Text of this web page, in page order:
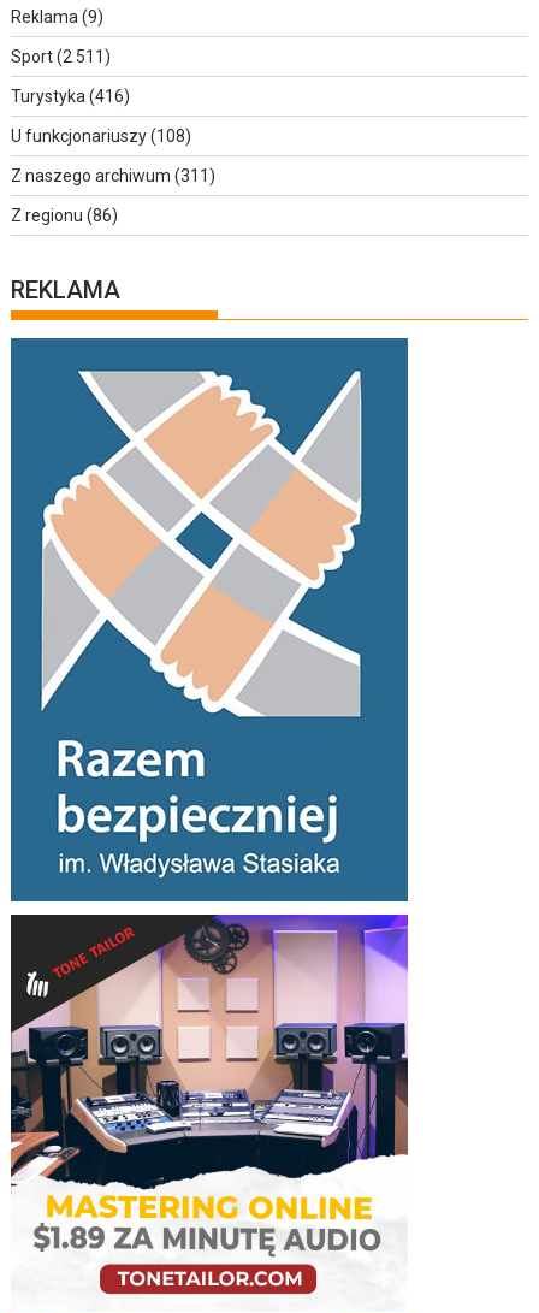
Reklama(9)
Sport(2 511)
Turystyka(416)
U funkcjonariuszy(108)
Z naszego archiwum (311)
Z regionu (86)
REKLAMA